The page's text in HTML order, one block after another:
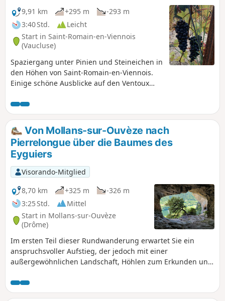
9,91 km
+295 m
-293 m
3:40 Std.
Leicht
Start in Saint-Romain-en-Viennois
(Vaucluse)
Spaziergang unter Pinien und Steineichen in
den Höhen von Saint-Romain-en-Viennois.
Einige schöne Ausblicke auf den Ventoux
Wanderwegen und Waldwegen ist der oft
schattige Spaziergang sehr angenehm.
Von Mollans-sur-Ouvèze nach
Pierrelongue über die Baumes des
Eyguiers
Visorando-Mitglied
8,70 km
+325 m
-326 m
3:25 Std.
Mittel
Start in Mollans-sur-Ouvèze
(Drôme)
Im ersten Teil dieser Rundwanderung erwartet Sie ein
anspruchsvoller Aufstieg, der jedoch mit einer
außergewöhnlichen Landschaft, Höhlen zum Erkunden und
zweite Teil ist einfacher und ermöglicht den Besuch zweier
malerischer Dörfer und einen Spaziergang entlang der